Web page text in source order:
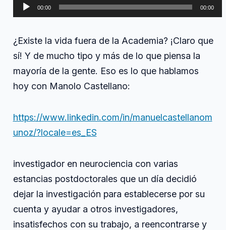
científicas
Castellano
Reproductor
de
00:00 00:00
¿Existe la vida fuera de la Academia? ¡Claro que
sí! Y de mucho tipo y más de lo que piensa la
mayoría de la gente. Eso es lo que hablamos
hoy con Manolo Castellano:
https://www.linkedin.com/in/manuelcastellanom
unoz/?locale=es_ES
investigador en neurociencia con varias
estancias postdoctorales que un día decidió
dejar la investigación para establecerse por su
cuenta y ayudar a otros investigadores,
insatisfechos con su trabajo, a reencontrarse y